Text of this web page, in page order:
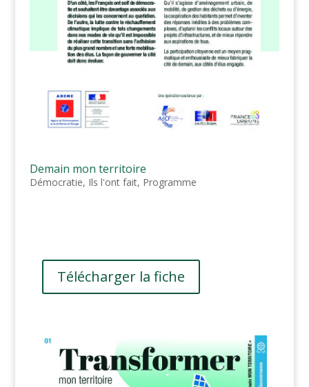
Demain mon territoire
Démocratie, Ils l'ont fait, Programme
Télécharger la fiche